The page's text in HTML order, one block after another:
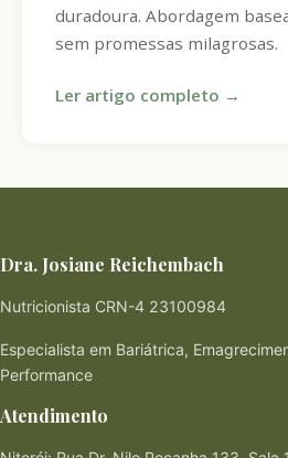
duradoura. Abordagem
sem promessas milagrosas.
Ler artigo completo →
Dra. Josiane Reichembach
Nutricionista CRN-4 23100984
Especialista em Bariátrica,
Performance
Atendimento